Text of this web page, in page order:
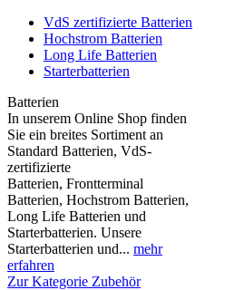
VdS zertifizierte Batterien
Hochstrom Batterien
Long Life Batterien
Starterbatterien
Batterien
In unserem Online Shop finden
Sie ein breites Sortiment an
Standard Batterien, VdS-
zertifizierte
Batterien, Frontterminal
Batterien, Hochstrom Batterien,
Long Life Batterien und
Starterbatterien. Unsere
Starterbatterien und... mehr
erfahren
Zur Kategorie Zubehör